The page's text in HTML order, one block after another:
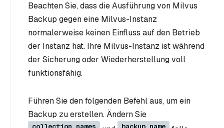
Beachten Sie, dass die Ausführung von Milvus
Backup gegen eine Milvus-Instanz
normalerweise keinen Einfluss auf den Betrieb
der Instanz hat. Ihre Milvus-Instanz ist während
der Sicherung oder Wiederherstellung voll
funktionsfähig.
Führen Sie den folgenden Befehl aus, um ein
Backup zu erstellen. Ändern Sie